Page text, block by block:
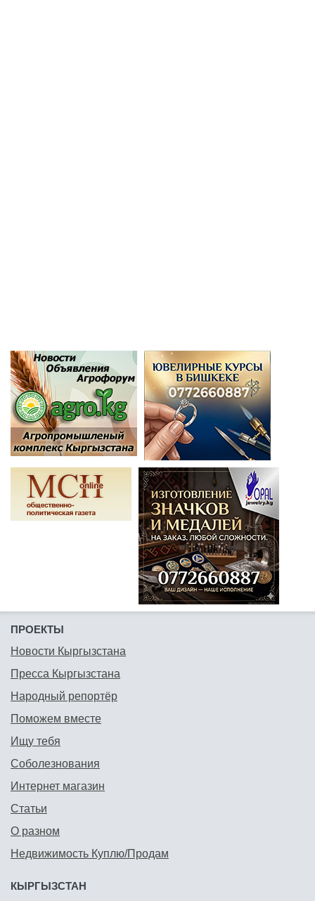
ПРОЕКТЫ
Новости Кыргызстана
Пресса Кыргызстана
Народный репортёр
Поможем вместе
Ищу тебя
Соболезнования
Интернет магазин
Статьи
О разном
Недвижимость Куплю/Продам
КЫРГЫЗСТАН